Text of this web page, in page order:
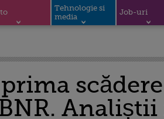
Tehnologie si
media
Job-uri